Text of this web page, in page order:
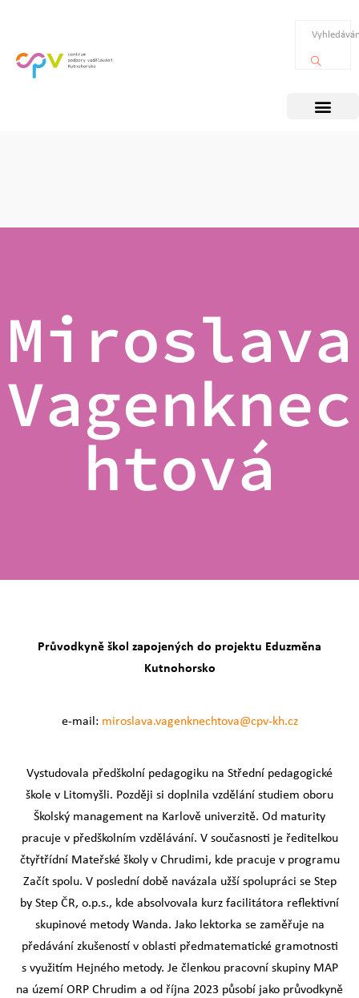
Miroslava
Vagenknec
htová
Průvodkyně škol zapojených do projektu Eduzměna
Kutnohorsko
e-mail: miroslava.vagenknechtova@cpv-kh.cz
Vystudovala předškolní pedagogiku na Střední pedagogické
škole v Litomyšli. Později si doplnila vzdělání studiem oboru
Školský management na Karlově univerzitě. Od maturity
pracuje v předškolním vzdělávání. V současnosti je ředitelkou
čtyřtřídní Mateřské školy v Chrudimi, kde pracuje v programu
Začít spolu. V poslední době navázala užší spolupráci se Step
by Step ČR, o.p.s., kde absolvovala kurz facilitátora reflektivní
skupinové metody Wanda. Jako lektorka se zaměřuje na
předávání zkušeností v oblasti předmatematické gramotnosti
s využitím Hejného metody. Je členkou pracovní skupiny MAP
na území ORP Chrudim a od října 2023 působí jako průvodkyně